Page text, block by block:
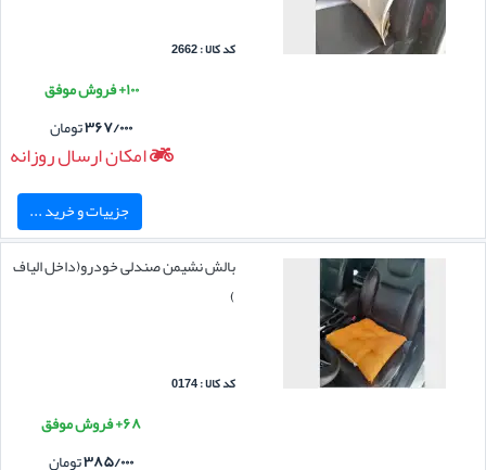
کد کالا : 2662
۱۰۰+ فروش موفق
۳۶۷/۰۰۰تومان
امکان ارسال روزانه
جزییات و خرید ...
بالش نشیمن صندلی خودرو(داخل الیاف
)
کد کالا : 0174
۶۸+ فروش موفق
۳۸۵/۰۰۰تومان